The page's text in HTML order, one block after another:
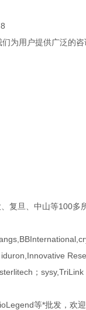
为用户提供广泛的咨
复旦、中山等100多
；
等*批发，欢迎